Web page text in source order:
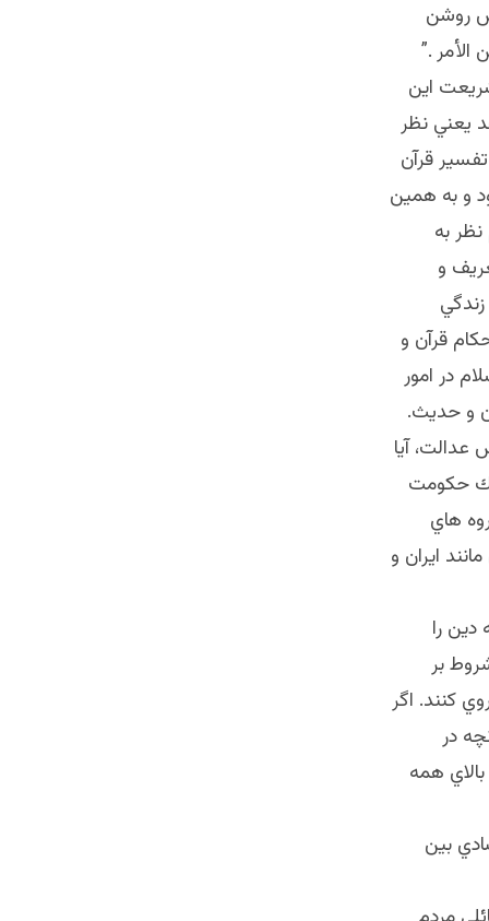
روشن
.”
اين
يعني نظر
قرآن
و به همين
به
و
قرآن و
در امور
و حديث.
آيا
يك حكومت
هاي
ايران و
را
بر
كنند. اگر
در
همه
بين